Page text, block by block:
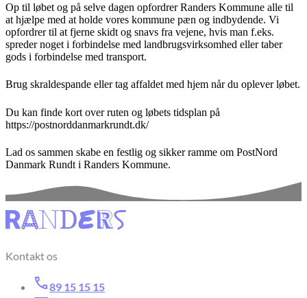
Op til løbet og på selve dagen opfordrer Randers Kommune alle til
at hjælpe med at holde vores kommune pæn og indbydende. Vi
opfordrer til at fjerne skidt og snavs fra vejene, hvis man f.eks.
spreder noget i forbindelse med landbrugsvirksomhed eller taber
gods i forbindelse med transport.
Brug skraldespande eller tag affaldet med hjem når du oplever løbet.
Du kan finde kort over ruten og løbets tidsplan på
https://postnorddanmarkrundt.dk/
Lad os sammen skabe en festlig og sikker ramme om PostNord
Danmark Rundt i Randers Kommune.
Kontakt os
89 15 15 15